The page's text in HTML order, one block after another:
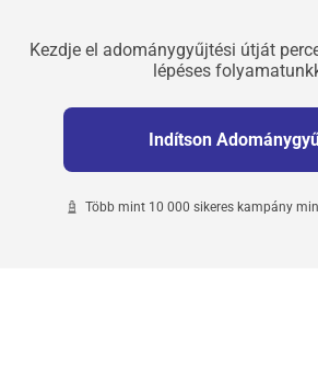
Kezdje el adománygyűjtési útját
lépéses
Indítson
Több mint 10 000 sikeres kampány